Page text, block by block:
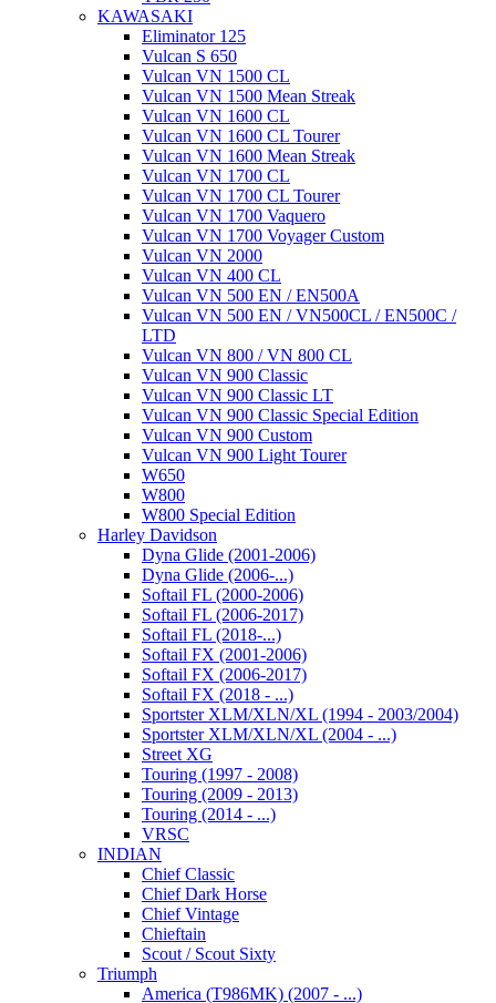
KAWASAKI
Eliminator 125
Vulcan S 650
Vulcan VN 1500 CL
Vulcan VN 1500 Mean Streak
Vulcan VN 1600 CL
Vulcan VN 1600 CL Tourer
Vulcan VN 1600 Mean Streak
Vulcan VN 1700 CL
Vulcan VN 1700 CL Tourer
Vulcan VN 1700 Vaquero
Vulcan VN 1700 Voyager Custom
Vulcan VN 2000
Vulcan VN 400 CL
Vulcan VN 500 EN / EN500A
Vulcan VN 500 EN / VN500CL / EN500C /
LTD
Vulcan VN 800 / VN 800 CL
Vulcan VN 900 Classic
Vulcan VN 900 Classic LT
Vulcan VN 900 Classic Special Edition
Vulcan VN 900 Custom
Vulcan VN 900 Light Tourer
W650
W800
W800 Special Edition
Harley Davidson
Dyna Glide (2001-2006)
Dyna Glide (2006-...)
Softail FL (2000-2006)
Softail FL (2006-2017)
Softail FL (2018-...)
Softail FX (2001-2006)
Softail FX (2006-2017)
Softail FX (2018 - ...)
Sportster XLM/XLN/XL (1994 - 2003/2004)
Sportster XLM/XLN/XL (2004 - ...)
Street XG
Touring (1997 - 2008)
Touring (2009 - 2013)
Touring (2014 - ...)
VRSC
INDIAN
Chief Classic
Chief Dark Horse
Chief Vintage
Chieftain
Scout / Scout Sixty
Triumph
America (T986MK) (2007 - ...)